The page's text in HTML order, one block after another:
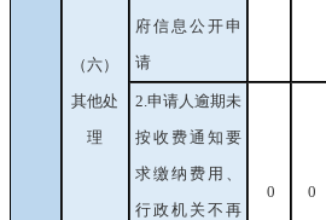
（六）
其他处
理
府信息公开申
请
2.申请人逾期未
按收费通知要
求缴纳费用、
行政机关不再
0 0